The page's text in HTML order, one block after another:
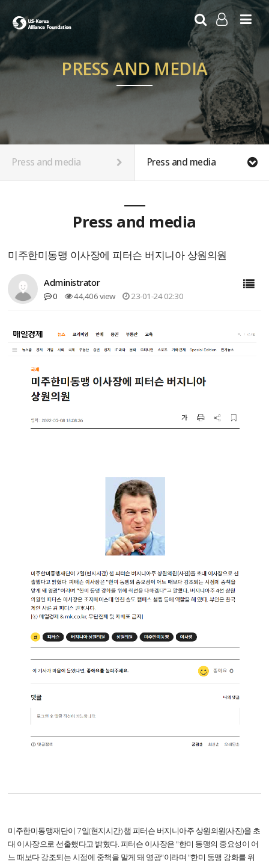
LOG IN
SIGN UP
PRESS AND MEDIA
Press and media Press and media
Press and media
미주한미동맹 이사장에 피터슨 버지니아 상원의원
Administrator
0 44,406 view 23-01-24 02:30
미주한미동맹재단이 7일(현지시간) 챕 피터슨 버지니아주 상원의원(사진)을 초
대 이사장으로 선출했다고 밝혔다. 피터슨 이사장은 "한미 동맹의 중요성이 어
느 때보다 강조되는 시점에 중책을 맡게 돼 영광"이라며 "한미 동맹 강화를 위